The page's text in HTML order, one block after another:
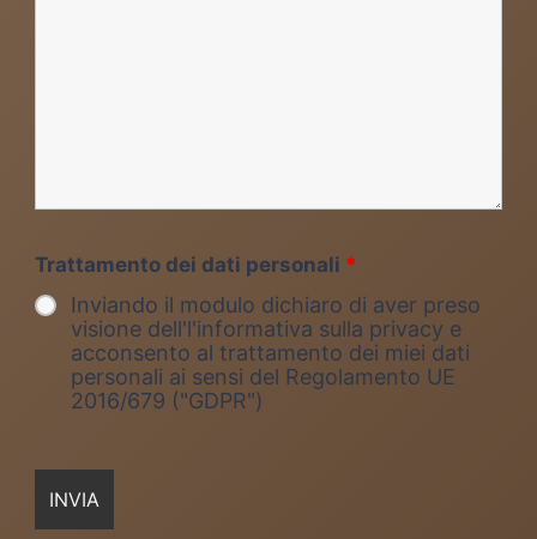
Trattamento dei dati personali *
Inviando il modulo dichiaro di aver preso
visione dell'l'informativa sulla privacy e
acconsento al trattamento dei miei dati
personali ai sensi del Regolamento UE
2016/679 ("GDPR")